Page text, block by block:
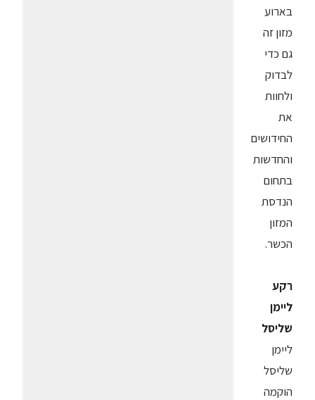
בארוע
מזון זה
גם כדי
לבדוק
ולחוות
את
החידושים
והחדשות
בתחום
הנדסת
המזון
הכשר.
רקע
ליימן
שליסל
ליימן
שליסל
הוקמה